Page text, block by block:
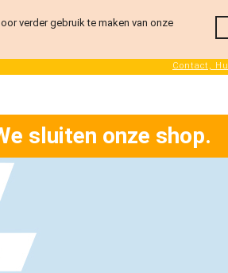
sluiten onze shop.
Contact,
verder gebruik te maken van onze